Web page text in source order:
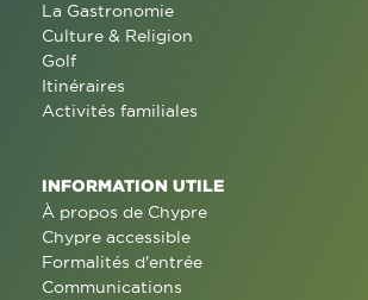
La Gastronomie
Culture & Religion
Golf
Itinéraires
Activités familiales
INFORMATION UTILE
À propos de Chypre
Chypre accessible
Formalités d'entrée
Communications